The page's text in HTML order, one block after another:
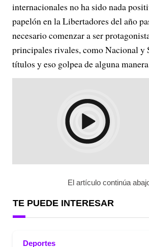
internacionales no ha sido nada
papelón en la Libertadores del año
necesario comenzar a ser
principales rivales, como Nacional y
títulos y eso golpea de alguna
El artículo continúa
TE PUEDE INTERESAR
Deportes